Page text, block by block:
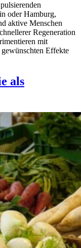
oder Hamburg,
aktive Menschen
Regeneration
mit
Effekte
als